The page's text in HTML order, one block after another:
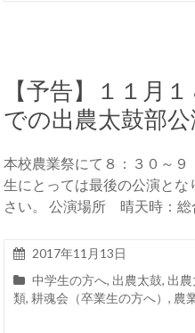
【予告】１１月
での出農太鼓部公
本校農業祭にて８：３０～
生にとっては最後の公演と
さい。 公演場所 晴天時：
2017年11月13日
中学生の方へ, 出農太鼓, 出
類,耕魂会（卒業生の方へ）, 農